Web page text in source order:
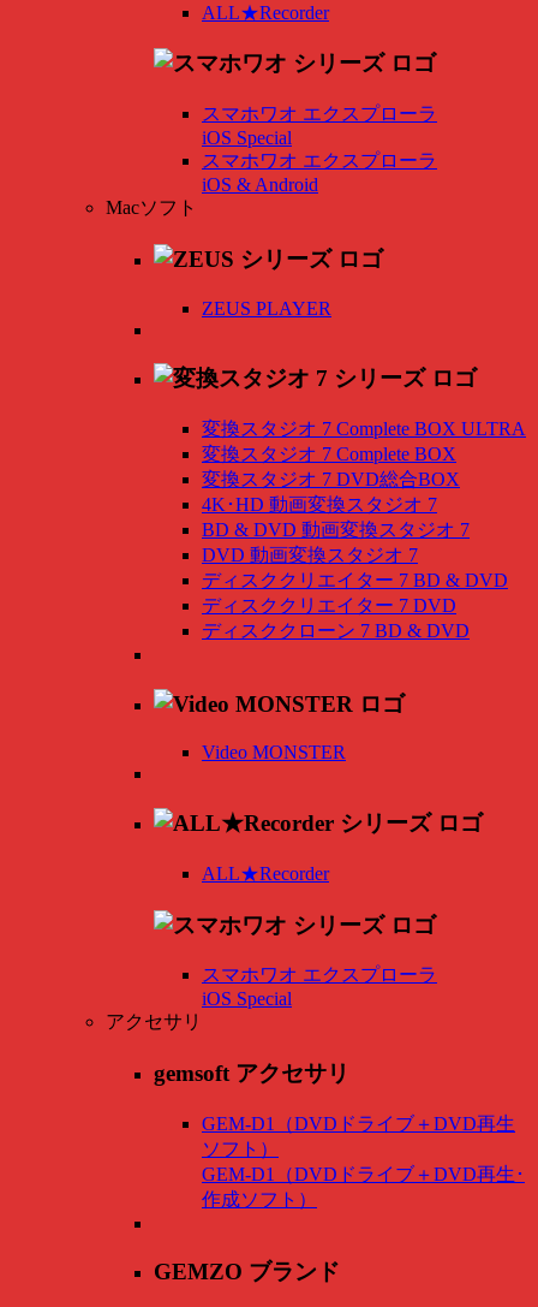
ALL★Recorder
スマホワオ エクスプローラ
iOS Special
スマホワオ エクスプローラ
iOS & Android
Macソフト
ZEUS PLAYER
変換スタジオ 7 Complete BOX ULTRA
変換スタジオ 7 Complete BOX
変換スタジオ 7 DVD総合BOX
4K･HD 動画変換スタジオ 7
BD & DVD 動画変換スタジオ 7
DVD 動画変換スタジオ 7
ディスククリエイター 7 BD & DVD
ディスククリエイター 7 DVD
ディスククローン 7 BD & DVD
Video MONSTER
ALL★Recorder
スマホワオ エクスプローラ
iOS Special
アクセサリ
gemsoft アクセサリ
GEM-D1（DVDドライブ＋DVD再生
ソフト）
GEM-D1（DVDドライブ＋DVD再生･
作成ソフト）
GEMZO ブランド